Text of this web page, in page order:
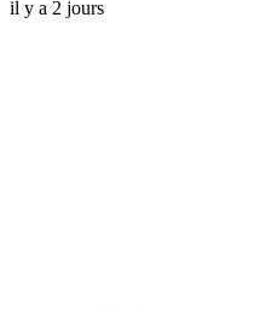
il y a 2 jours